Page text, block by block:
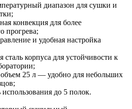
диапазон для сушки и
конвекция для более
прогрева;
и удобная настройка
корпуса для устойчивости к
25 л — удобно для небольших
до 5 полок.